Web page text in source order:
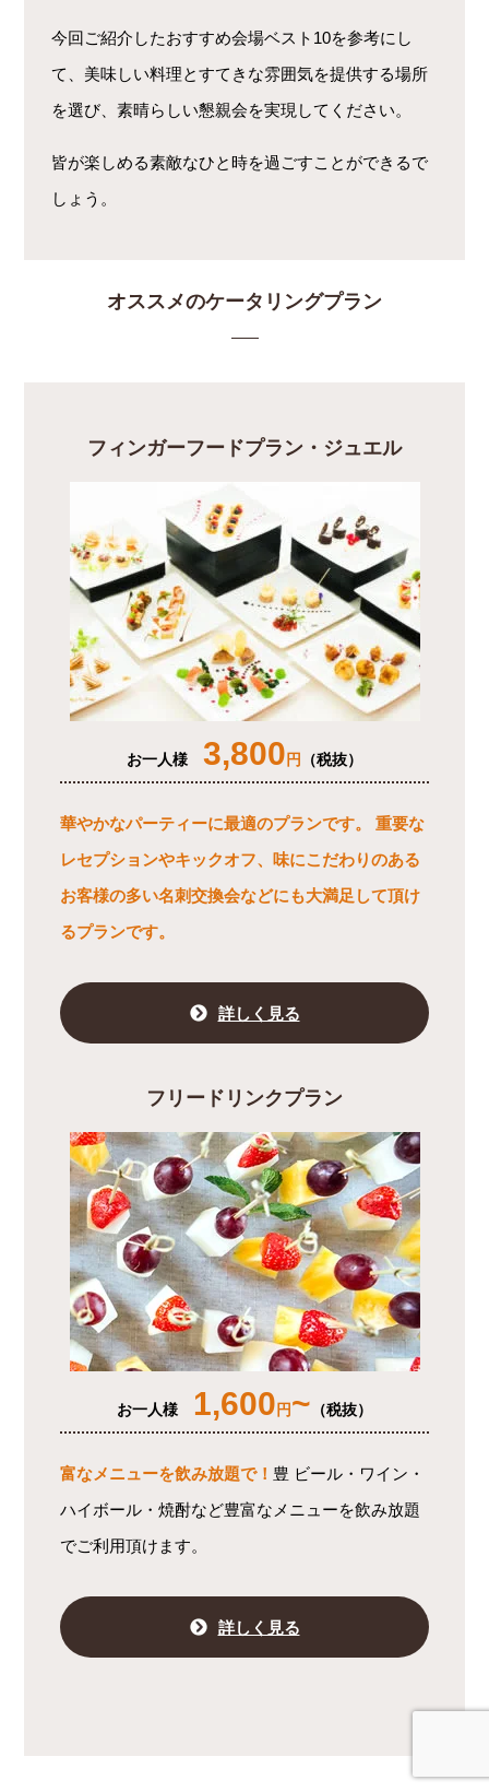
今回ご紹介したおすすめ会場ベスト10を参考にし
て、美味しい料理とすてきな雰囲気を提供する場所
を選び、素晴らしい懇親会を実現してください。
皆が楽しめる素敵なひと時を過ごすことができるで
しょう。
オススメのケータリングプラン
フィンガーフードプラン・ジュエル
お一人様 3,800 円 （税抜）
華やかなパーティーに最適のプランです。 重要な
レセプションやキックオフ、味にこだわりのある
お客様の多い名刺交換会などにも大満足して頂け
るプランです。
詳しく見る
フリードリンクプラン
お一人様 1,600 円~ （税抜）
富なメニューを飲み放題で！ 豊 ビール・ワイン・
ハイボール・焼酎など豊富なメニューを飲み放題
でご利用頂けます。
詳しく見る